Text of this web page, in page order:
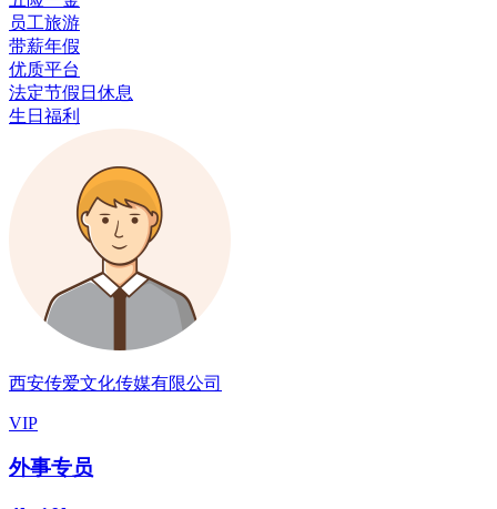
员工旅游
带薪年假
优质平台
法定节假日休息
生日福利
西安传爱文化传媒有限公司
VIP
外事专员